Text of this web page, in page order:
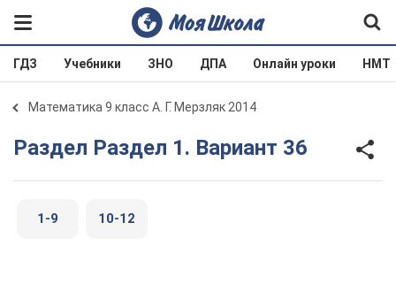
ГДЗ Учебники ЗНО ДПА Онлайн уроки НМТ
Математика 9 класс А. Г. Мерзляк 2014
Раздел Раздел 1. Вариант 36
1-9 10-12